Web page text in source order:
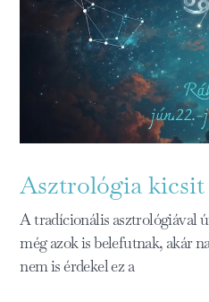
Asztrológia kicsit
A tradícionális asztrológiával
még azok is belefutnak, akár
nem is érdekel ez a